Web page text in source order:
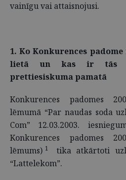
vainīgu vai attaisnojusi.
1. Ko Konkurences
lietā un kas ir tās
prettiesiskuma pamatā
Konkurences padomes
lēmumā “Par naudas soda
Com” 12.03.2003.
Konkurences padomes
lēmums) 1
tika atkārtoti
“Lattelekom”.